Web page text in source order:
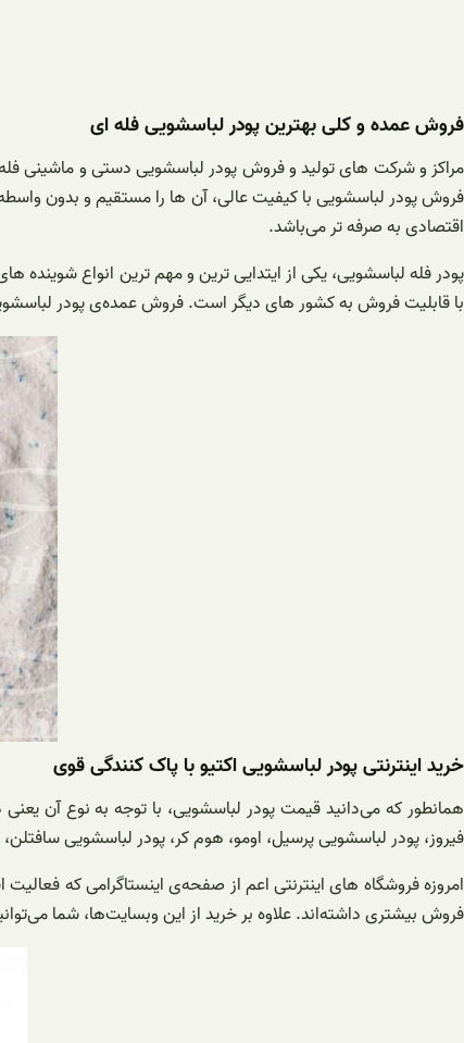
فروش عمده و کلی بهترین پودر لباسشویی فله ای
مراکز و شرکت‌ های تولید و فروش پودر لباسشویی دستی و ماشینی
فروش پودر لباسشویی با کیفیت عالی، آن‌ ها را مستقیم و بدون
اقتصادی به صرفه تر می‌باشد.
پودر فله لباسشویی، یکی از ایتدایی ترین و مهم ترین انواع
با قابلیت فروش به کشور‌ های دیگر است. فروش عمده‌ی پودر
خرید اینترنتی پودر لباسشویی اکتیو با پاک کنندگی قوی
همانطور که می‌دانید قیمت پودر لباسشویی، با توجه به نوع آن
فیروز، پودر لباسشویی پرسیل، اومو، هوم کر، پودر لباسشویی
امروزه فروشگاه‌ های اینترنتی اعم از صفحه‌ی اینستاگرامی که
فروش بیشتری داشته‌اند. علاوه بر خرید از این وبسایت‌ها، شما